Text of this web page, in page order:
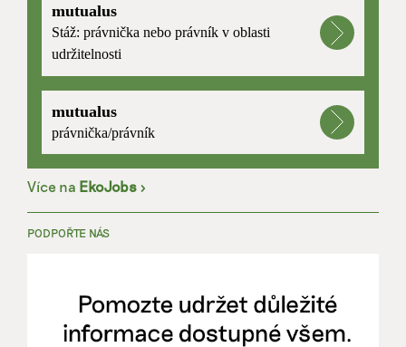
mutualus
Stáž: právnička nebo právník v oblasti
udržitelnosti
mutualus
právnička/právník
Více na EkoJobs >
PODPOŘTE NÁS